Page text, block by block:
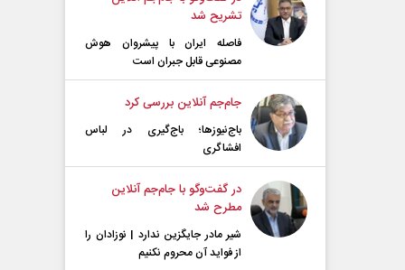
تشریح شد
فاصله ایران با پیشرو‌ان هوش
مصنوعی قابل جبران است
جام‌جم آنلاین بررسی کرد
باج‌نیوزها؛ باج‌گیری در لباس
افشاگری
در گفت‌و‌گو با جام‌جم آنلاین
مطرح شد
شیر مادر جایگزین ندارد | نوزادان را
از فواید آن محروم نکنیم